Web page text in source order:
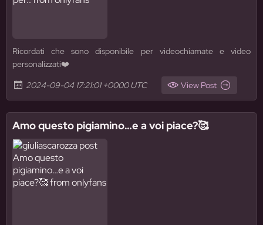
Ricordati che sono disponibile per videochiamate e video
personalizzati❤️
2024-09-04 17:21:01 +0000 UTC
View Post
Amo questo pigiamino…e a voi piace?🥰